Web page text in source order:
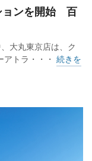
ョンを開始 百
大丸東京店は、ク
トラ・・・ 続きを